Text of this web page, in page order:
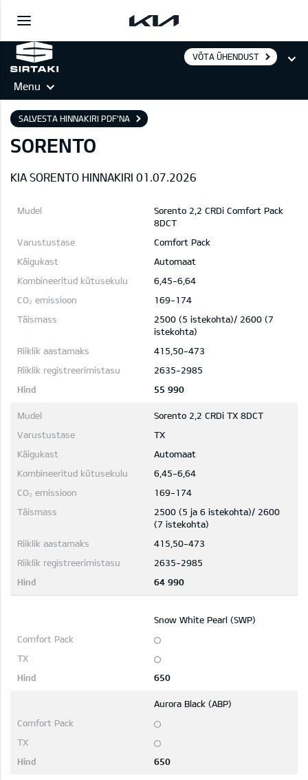
VÕTA ÜHENDUST
Menu
SALVESTA HINNAKIRI PDF'NA
SORENTO
KIA SORENTO HINNAKIRI 01.07.2026
Sorento 2,2 CRDi Comfort Pack
8DCT
Comfort Pack
Automaat
6,45-6,64
169-174
2500 (5 istekohta)/ 2600 (7
istekohta)
415,50-473
2635-2985
55 990
Sorento 2,2 CRDi TX 8DCT
TX
Automaat
6,45-6,64
169-174
2500 (5 ja 6 istekohta)/ 2600
(7 istekohta)
415,50-473
2635-2985
64 990
Snow White Pearl (SWP)
650
Aurora Black (ABP)
650